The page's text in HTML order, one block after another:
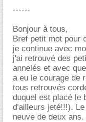
------
Bonjour à tous,
Bref petit mot pour
je continue avec
j'ai retrouvé des
annelés et avec
a eu le courage de
tous retrouvés
duquel est placé le
d'ailleurs jeté!!!).
neuve de deux ans.